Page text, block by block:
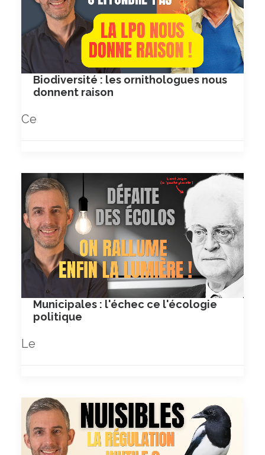
Biodiversité : les ornithologues nous
donnent raison
Ce
Municipales : l'échec ce l'écologie
politique
Le